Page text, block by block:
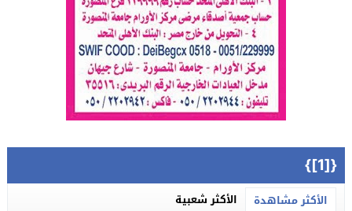
{[1]}
الأكثر مشاهدة الأكثر شعبية